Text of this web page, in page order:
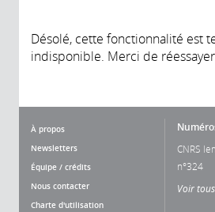
Désolé, cette fonctionnalité est
indisponible. Merci de
À propos
Newsletters
Équipe / crédits
Nous contacter
Charte d'utilisation
CNRS
n°324
Voir